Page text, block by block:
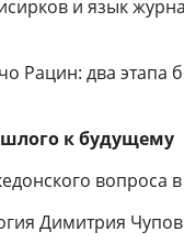
и язык
Рацин: два этапа
к будущему
вопроса в
Димитрия